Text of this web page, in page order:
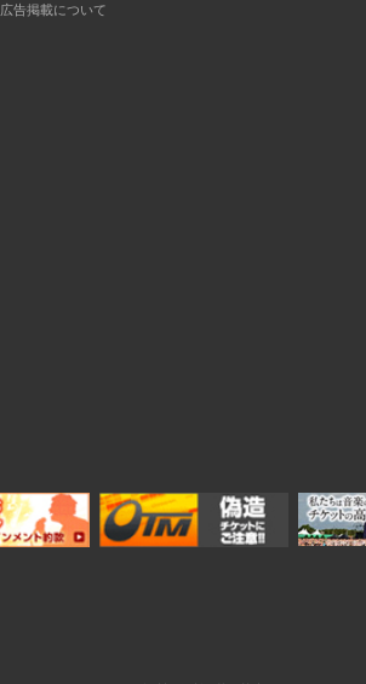
広告掲載について